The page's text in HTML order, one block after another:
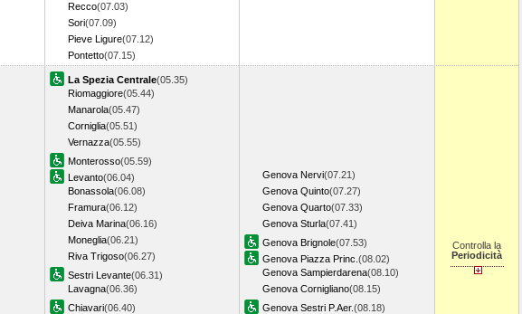
Recco(07.03)
Sori(07.09)
Pieve Ligure(07.12)
Pontetto(07.15)
La Spezia Centrale(05.35)
Riomaggiore(05.44)
Manarola(05.47)
Corniglia(05.51)
Vernazza(05.55)
Monterosso(05.59)
Levanto(06.04)
Bonassola(06.08)
Framura(06.12)
Deiva Marina(06.16)
Moneglia(06.21)
Riva Trigoso(06.27)
Sestri Levante(06.31)
Lavagna(06.36)
Chiavari(06.40)
Genova Nervi(07.21)
Genova Quinto(07.27)
Genova Quarto(07.33)
Genova Sturla(07.41)
Genova Brignole(07.53)
Genova Piazza Princ. (08.02)
Genova Sampierdarena(08.10)
Genova Cornigliano(08.15)
Genova Sestri P.Aer.(08.18)
Controlla la
Periodicità